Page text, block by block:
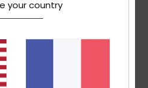
your country